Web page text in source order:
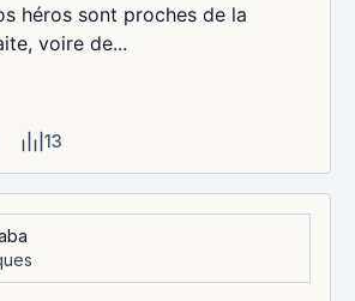
héros sont proches de la
voire de...
13